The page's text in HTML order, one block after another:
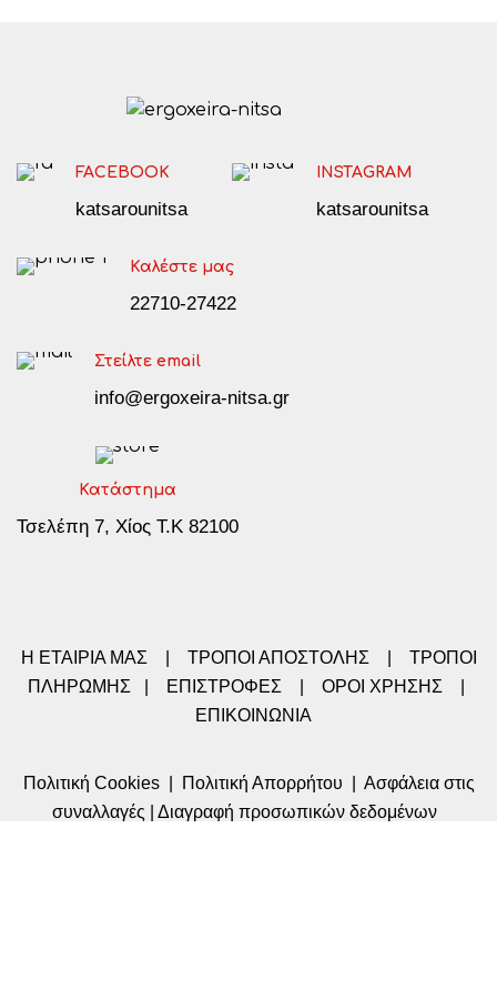
FACEBOOK
katsarounitsa
INSTAGRAM
katsarounitsa
Καλέστε μας
22710-27422
Στείλτε email
info@ergoxeira-nitsa.gr
Κατάστημα
Τσελέπη 7, Χίος Τ.Κ 82100
Η ΕΤΑΙΡΙΑ ΜΑΣ ΤΡΟΠΟΙ ΑΠΟΣΤΟΛΗΣ
ΤΡΟΠΟΙ
ΠΛΗΡΩΜΗΣ
ΕΠΙΣΤΡΟΦΕΣ ΟΡΟΙ ΧΡΗΣΗΣ
ΕΠΙΚΟΙΝΩΝΙΑ
Πολιτική Cookies| Πολιτική Απορρήτου
Ασφάλεια στις
συναλλαγές
Διαγραφή προσωπικών δεδομένων